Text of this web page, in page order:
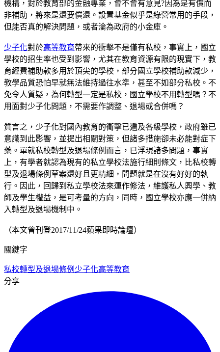
機構，對於教育部的金融專業，會不會有意見?因為是有償而
非補助，將來是還要償還。設置基金似乎是綠營常用的手段，
但能否真的解決問題，或者淪為政府的小金庫。
少子化對於高等教育帶來的衝擊不是僅有私校，事實上，國立
學校的招生率也受到影響，尤其在教育資源有限的現實下，教
育經費補助款多用於頂尖的學校，部分國立學校補助款減少，
教學品質恐怕早就無法維持過往水準，甚至不如部分私校。不
免令人質疑，為何轉型一定是私校，國立學校不用轉型嗎？不
用面對少子化問題，不需要作調整、退場或合併嗎？
質言之，少子化對國內教育的衝擊已遍及各級學校，政府雖已
意識到此影響，並提出相關對策，但諸多措施卻未必能對症下
藥。單就私校轉型及退場條例而言，已浮現諸多問題，事實
上，有學者就認為現有的私立學校法施行細則條文，比私校轉
型及退場條例草案還好且更精細，問題就是在沒有好好的執
行。因此，回歸到私立學校法來運作修法，維護私人興學、教
師及學生權益，是可考量的方向，同時，國立學校亦應一併納
入轉型及退場機制中。
（本文曾刊登2017/11/24蘋果即時論壇）
關鍵字
私校轉型及退場條例 少子化高等教育
分享